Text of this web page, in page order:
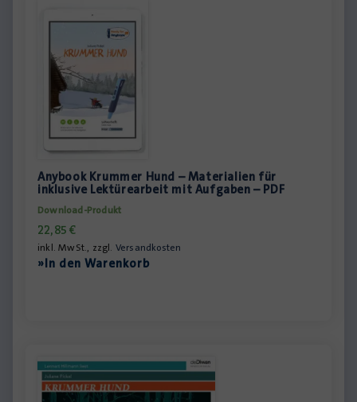
Anybook Krummer Hund – Materialien für
inklusive Lektürearbeit mit Aufgaben – PDF
Download-Produkt
22,85€
inkl. MwSt., zzgl. Versandkosten
»In den Warenkorb